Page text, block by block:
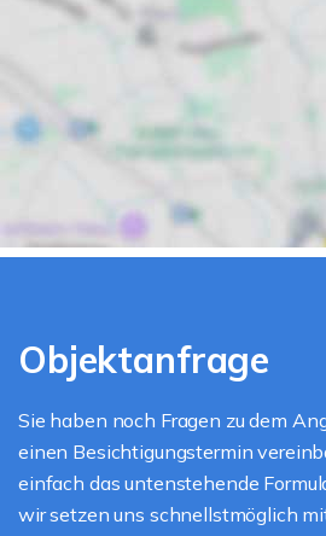
Objektanfrage
Sie haben noch Fragen zu dem
einen Besichtigungstermin
einfach das untenstehende
wir setzen uns schnellstmöglich